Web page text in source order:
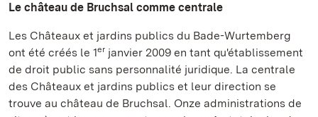
Le château de Bruchsal comme centrale
Les Châteaux et jardins publics du Bade-Wurtemberg
ont été créés le 1er janvier 2009 en tant qu'établissement
de droit public sans personnalité juridique. La centrale
des Châteaux et jardins publics et leur direction se
trouve au château de Bruchsal. Onze administrations de